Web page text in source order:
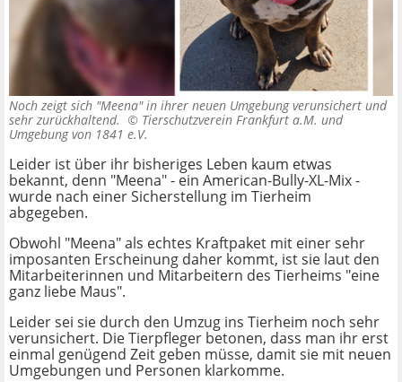
Noch zeigt sich "Meena" in ihrer neuen Umgebung verunsichert und
sehr zurückhaltend. © Tierschutzverein Frankfurt a.M. und
Umgebung von 1841 e.V.
Leider ist über ihr bisheriges Leben kaum etwas
bekannt, denn "Meena" - ein American-Bully-XL-Mix -
wurde nach einer Sicherstellung im Tierheim
abgegeben.
Obwohl "Meena" als echtes Kraftpaket mit einer sehr
imposanten Erscheinung daher kommt, ist sie laut den
Mitarbeiterinnen und Mitarbeitern des Tierheims "eine
ganz liebe Maus".
Leider sei sie durch den Umzug ins Tierheim noch sehr
verunsichert. Die Tierpfleger betonen, dass man ihr erst
einmal genügend Zeit geben müsse, damit sie mit neuen
Umgebungen und Personen klarkomme.